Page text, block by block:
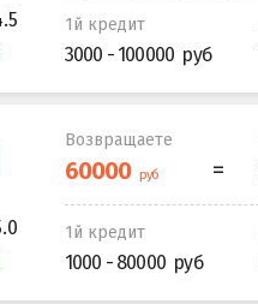
1й кредит
3000 - 100000
Возвращаете
1й кредит
1000 - 80000